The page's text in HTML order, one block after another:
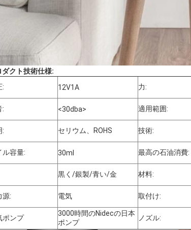
ダクト技術仕様:
:
12V1A 力:
: <30dba> 適用範囲:
: セリウム、ROHS 技術:
ル容量: 30ml 最高の石油消費:
黒く/銀製/青い/金 材料:
源: 電気 取付け:
ポンプ
3000時間のNidecの日本
ポンプ
ノズル: